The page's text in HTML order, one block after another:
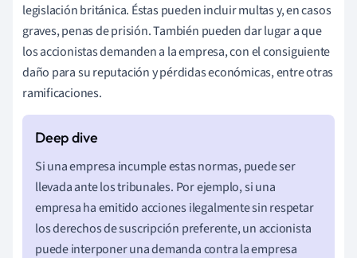
legislación británica. Éstas pueden incluir multas y, en casos
graves, penas de prisión. También pueden dar lugar a que
los accionistas demanden a la empresa, con el consiguiente
daño para su reputación y pérdidas económicas, entre otras
ramificaciones.
Si una empresa incumple estas normas, puede ser
llevada ante los tribunales. Por ejemplo, si una
empresa ha emitido acciones ilegalmente sin respetar
los derechos de suscripción preferente, un accionista
puede interponer una demanda contra la empresa